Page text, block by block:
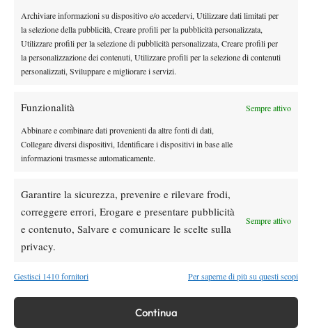
Archiviare informazioni su dispositivo e/o accedervi, Utilizzare dati limitati per
la selezione della pubblicità, Creare profili per la pubblicità personalizzata,
Utilizzare profili per la selezione di pubblicità personalizzata, Creare profili per
la personalizzazione dei contenuti, Utilizzare profili per la selezione di contenuti
personalizzati, Sviluppare e migliorare i servizi.
Funzionalità Sempre attivo
Abbinare e combinare dati provenienti da altre fonti di dati,
Collegare diversi dispositivi, Identificare i dispositivi in base alle
informazioni trasmesse automaticamente.
Garantire la sicurezza, prevenire e rilevare frodi,
correggere errori, Erogare e presentare pubblicità
e contenuto, Salvare e comunicare le scelte sulla
privacy.
Sempre attivo
Gestisci 1410 fornitori Per saperne di più su questi scopi
Continua
Testata giornalisticaSpazio Tennis
Editore:VIBES MEDIA SRL, P.iva 14250480960
Direttore Responsabile: Alessandro Nizegorodcew
HOME
ENTRY LIST
NEWS